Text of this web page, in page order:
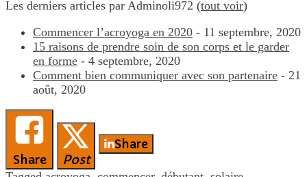
Les derniers articles par Adminoli972 (tout voir)
Commencer l’acroyoga en 2020 - 11 septembre, 2020
15 raisons de prendre soin de son corps et le garder
en forme - 4 septembre, 2020
Comment bien communiquer avec son partenaire - 21
août, 2020
Share Post
Share